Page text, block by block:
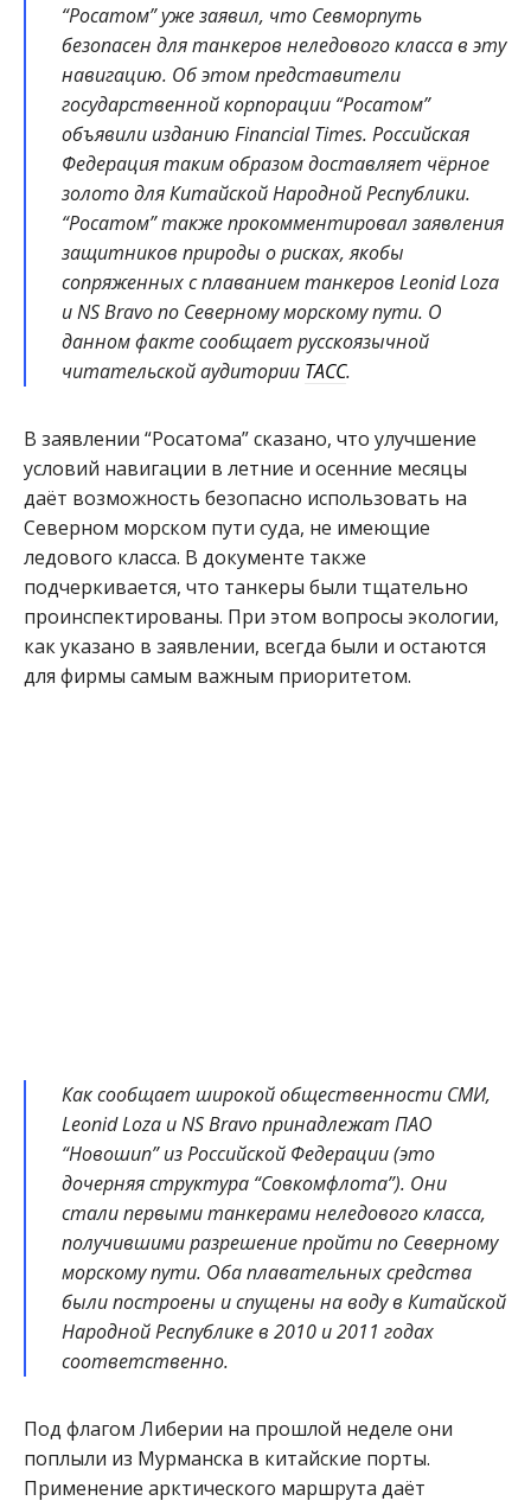
“Росатом” уже заявил, что Севморпуть
безопасен для танкеров неледового класса в эту
навигацию. Об этом представители
государственной корпорации “Росатом”
объявили изданию Financial Times. Российская
Федерация таким образом доставляет чёрное
золото для Китайской Народной Республики.
“Росатом” также прокомментировал заявления
защитников природы о рисках, якобы
сопряженных с плаванием танкеров Leonid Loza
и NS Bravo по Северному морскому пути. О
данном факте сообщает русскоязычной
читательской аудитории ТАСС.
В заявлении “Росатома” сказано, что улучшение
условий навигации в летние и осенние месяцы
даёт возможность безопасно использовать на
Северном морском пути суда, не имеющие
ледового класса. В документе также
подчеркивается, что танкеры были тщательно
проинспектированы. При этом вопросы экологии,
как указано в заявлении, всегда были и остаются
для фирмы самым важным приоритетом.
Как сообщает широкой общественности СМИ,
Leonid Loza и NS Bravo принадлежат ПАО
“Новошип” из Российской Федерации (это
дочерняя структура “Совкомфлота”). Они
стали первыми танкерами неледового класса,
получившими разрешение пройти по Северному
морскому пути. Оба плавательных средства
были построены и спущены на воду в Китайской
Народной Республике в 2010 и 2011 годах
соответственно.
Под флагом Либерии на прошлой неделе они
поплыли из Мурманска в китайские порты.
Применение арктического маршрута даёт